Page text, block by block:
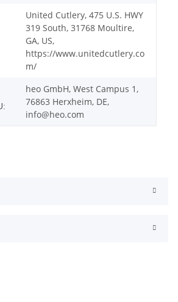
United Cutlery, 475 U.S. HWY
319 South, 31768 Moultire,
GA, US,
https://www.unitedcutlery.co
m/
heo GmbH, West Campus 1,
76863 Herxheim, DE,
info@heo.com